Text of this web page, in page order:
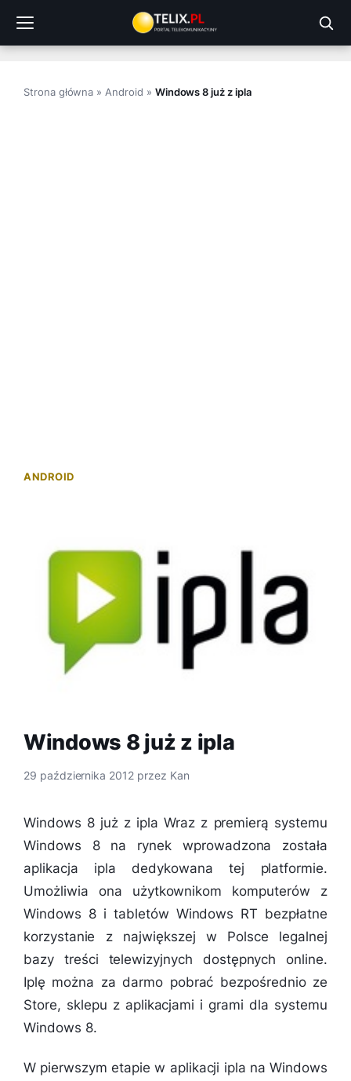
treści
Strona główna » Android » Windows 8 już z ipla
ANDROID
Windows 8 już z ipla
29 października 2012 przez Kan
Windows 8 już z ipla Wraz z premierą systemu
Windows 8 na rynek wprowadzona została
aplikacja ipla dedykowana tej platformie.
Umożliwia ona użytkownikom komputerów z
Windows 8 i tabletów Windows RT bezpłatne
korzystanie z największej w Polsce legalnej
bazy treści telewizyjnych dostępnych online.
Iplę można za darmo pobrać bezpośrednio ze
Store, sklepu z aplikacjami i grami dla systemu
Windows 8.
W pierwszym etapie w aplikacji ipla na Windows